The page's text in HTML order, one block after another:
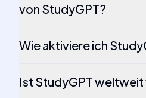
von StudyGPT?
Wie aktiviere ich
Ist StudyGPT